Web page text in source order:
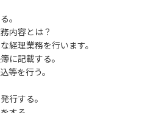
。
内容とは？
経理業務を行います。
に記載する。
等を行う。
行する。